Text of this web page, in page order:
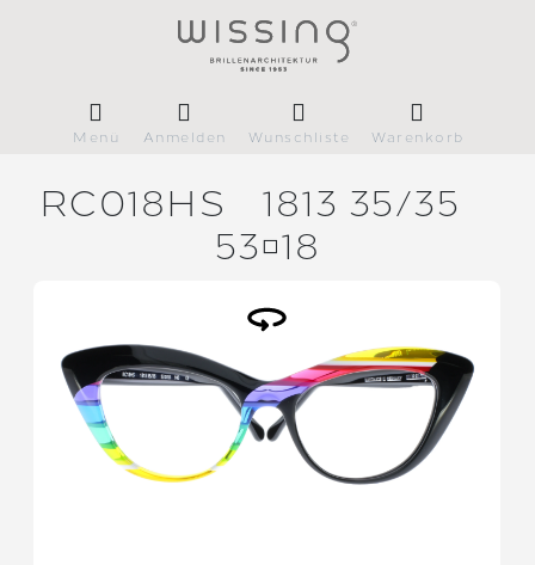
Menü Anmelden Wunschliste Warenkorb
RC018HS 1813 35/35
5318